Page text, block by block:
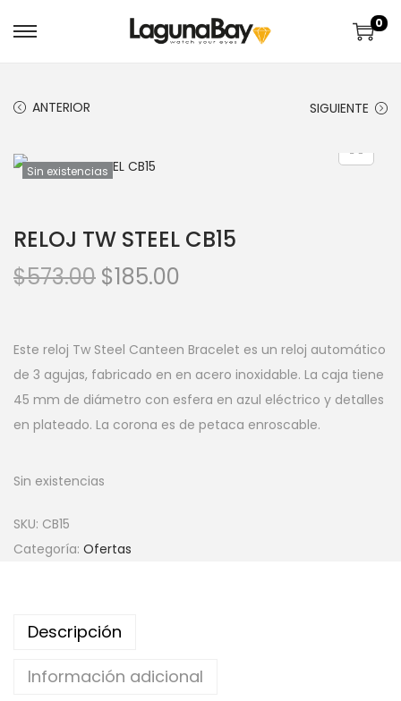
0
ANTERIOR SIGUIENTE
Sin existencias
RELOJ TW STEEL CB15
$573.00 $185.00
Este reloj Tw Steel Canteen Bracelet es un reloj automático
de 3 agujas, fabricado en en acero inoxidable. La caja tiene
45 mm de diámetro con esfera en azul eléctrico y detalles
en plateado. La corona es de petaca enroscable.
Sin existencias
SKU: CB15
Categoría: Ofertas
Descripción
Información adicional